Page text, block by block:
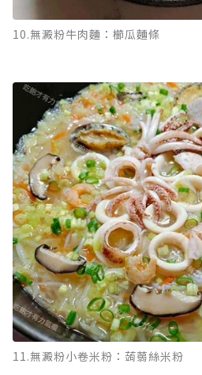
10.無澱粉牛肉麵：櫛瓜麵條
11.無澱粉小卷米粉：蒟蒻絲米粉